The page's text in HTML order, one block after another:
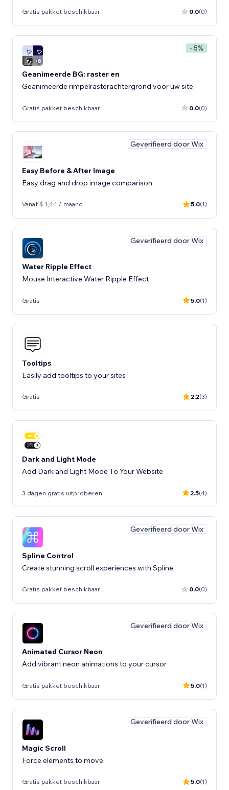
Gratis pakket beschikbaar 0.0(0)
- 5%
Geanimeerde BG: raster en
Geanimeerde rimpelrasterachtergrond voor uw site
Gratis pakket beschikbaar 0.0(0)
Geverifieerd door Wix
Easy Before & After Image
Easy drag and drop image comparison
Vanaf $ 1,44 / maand 5.0(1)
Geverifieerd door Wix
Water Ripple Effect
Mouse Interactive Water Ripple Effect
Gratis 5.0(1)
Tooltips
Easily add tooltips to your sites
Gratis 2.2(3)
Dark and Light Mode
Add Dark and Light Mode To Your Website
3 dagen gratis uitproberen 2.5(4)
Geverifieerd door Wix
Spline Control
Create stunning scroll experiences with Spline
Gratis pakket beschikbaar 0.0(0)
Geverifieerd door Wix
Animated Cursor Neon
Add vibrant neon animations to your cursor
Gratis pakket beschikbaar 5.0(1)
Geverifieerd door Wix
Magic Scroll
Force elements to move
Gratis pakket beschikbaar 5.0(1)